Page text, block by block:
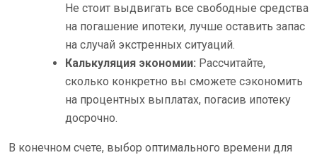
Не стоит выдвигать все свободные средства
на погашение ипотеки, лучше оставить запас
на случай экстренных ситуаций.
Калькуляция экономии: Рассчитайте,
сколько конкретно вы сможете сэкономить
на процентных выплатах, погасив ипотеку
досрочно.
В конечном счете, выбор оптимального времени для